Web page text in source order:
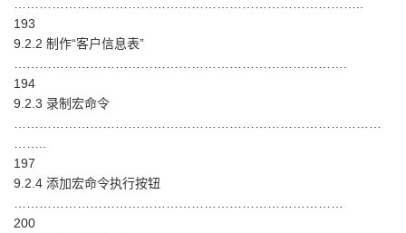
193
9.2.2 制作“客户信息表”
194
9.2.3 录制宏命令
197
9.2.4 添加宏命令执行按钮
200